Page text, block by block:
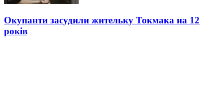
Окупанти засудили жительку Токмака на 12
років